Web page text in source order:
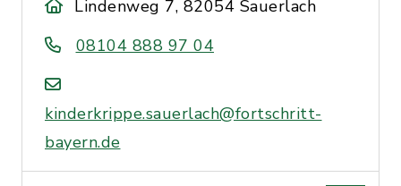
Lindenweg 7, 82054 Sauerlach
08104 888 97 04
kinderkrippe.sauerlach@fortschritt-
bayern.de